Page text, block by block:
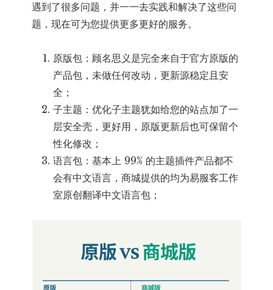
遇到了很多问题，并一一去实践和解决了这些问
题，现在可为您提供更多更好的服务。
原版包：顾名思义是完全来自于官方原版的
产品包，未做任何改动，更新源稳定且安
全；
子主题：优化子主题犹如给您的站点加了一
层安全壳，更好用，原版更新后也可保留个
性化修改；
语言包：基本上 99% 的主题插件产品都不
会有中文语言，商城提供的均为易服客工作
室原创翻译中文语言包；